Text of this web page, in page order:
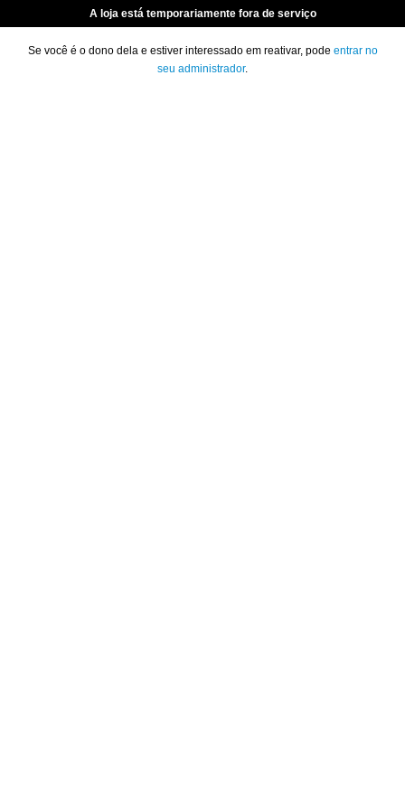
A loja está temporariamente fora de serviço
Se você é o dono dela e estiver interessado em reativar, pode entrar no
seu administrador.